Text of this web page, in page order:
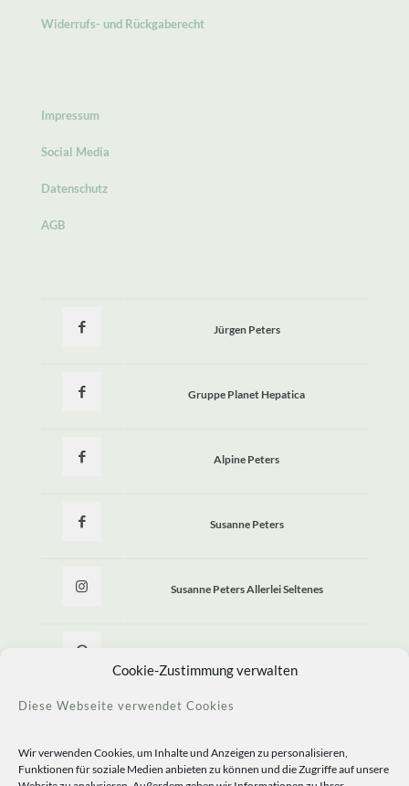
Cookie-Zustimmung verwalten
Diese Webseite verwendet Cookies
Wir verwenden Cookies, um Inhalte und Anzeigen zu personalisieren,
Funktionen für soziale Medien anbieten zu können und die Zugriffe auf unsere
Widerrufs- und Rückgaberecht
Impressum
Social Media
Datenschutz
AGB
Jürgen Peters
Gruppe Planet Hepatica
Alpine Peters
Susanne Peters
Susanne Peters Allerlei Seltenes